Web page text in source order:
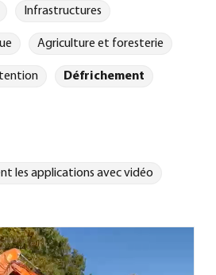
Infrastructures
Agriculture et foresterie
Défrichement
les applications avec vidéo